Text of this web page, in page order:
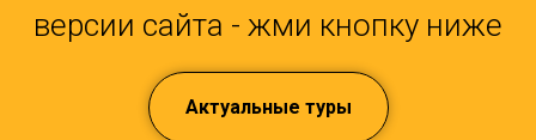
версии сайта - жми кнопку ниже
Актуальные туры